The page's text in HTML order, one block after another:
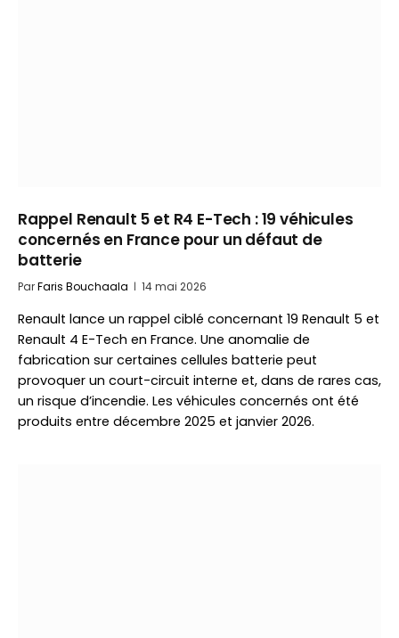
Rappel Renault 5 et R4 E-Tech : 19 véhicules
concernés en France pour un défaut de
batterie
ParFaris Bouchaala 14 mai 2026
Renault lance un rappel ciblé concernant 19 Renault 5 et
Renault 4 E-Tech en France. Une anomalie de
fabrication sur certaines cellules batterie peut
provoquer un court-circuit interne et, dans de rares cas,
un risque d’incendie. Les véhicules concernés ont été
produits entre décembre 2025 et janvier 2026.